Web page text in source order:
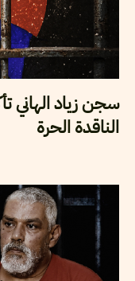
سجن زياد الهاني
الناقدة الحرة